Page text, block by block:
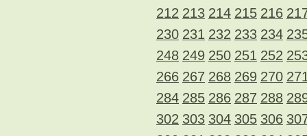
212 213 214 215 216
230 231 232 233 234
248 249 250 251 252
266 267 268 269 270
284 285 286 287 288
302 303 304 305 306